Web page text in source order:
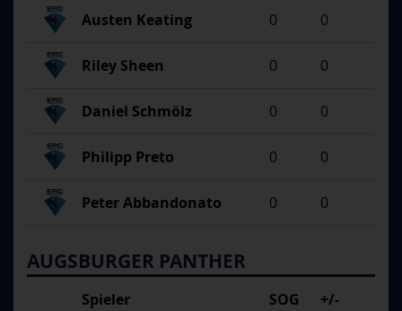
Austen Keating 0 0
Riley Sheen 0 0
Daniel Schmölz 0 0
Philipp Preto 0 0
Peter Abbandonato 0 0
AUGSBURGER PANTHER
Spieler SOG
+/-